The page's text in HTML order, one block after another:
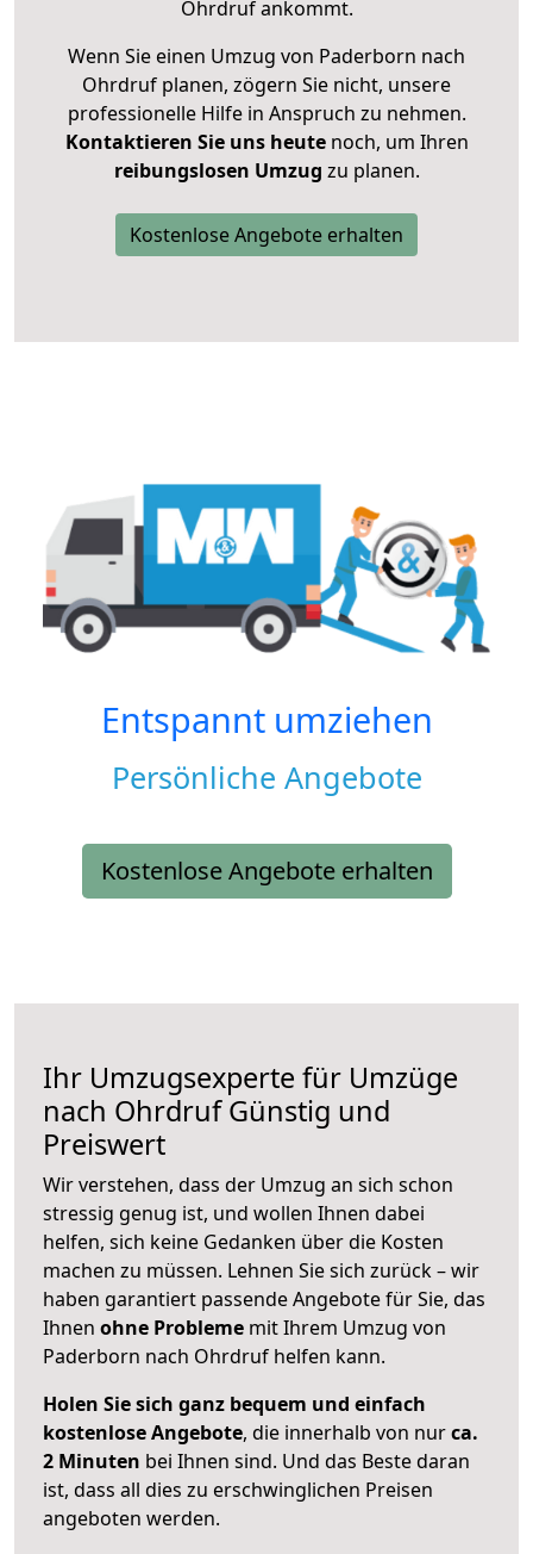
Ohrdruf ankommt.
Wenn Sie einen Umzug von Paderborn nach
Ohrdruf planen, zögern Sie nicht, unsere
professionelle Hilfe in Anspruch zu nehmen.
Kontaktieren Sie uns heutenoch, um Ihren
reibungslosen Umzug zu planen.
Kostenlose Angebote erhalten
Entspannt umziehen
Persönliche Angebote
Kostenlose Angebote erhalten
Ihr Umzugsexperte für Umzüge
nach OhrdrufGünstig und
Preiswert
Wir verstehen, dass der Umzug an sich schon
stressig genug ist, und wollen Ihnen dabei
helfen, sich keine Gedanken über die Kosten
machen zu müssen. Lehnen Sie sich zurück – wir
haben garantiert passende Angebote für Sie, das
Ihnen ohne Probleme mit Ihrem Umzug von
Paderborn nach Ohrdruf helfen kann.
Holen Sie sich ganz bequem und einfach
kostenlose Angebote, die innerhalb von nurca.
2 Minuten bei Ihnen sind. Und das Beste daran
ist, dass all dies zu erschwinglichen Preisen
angeboten werden.